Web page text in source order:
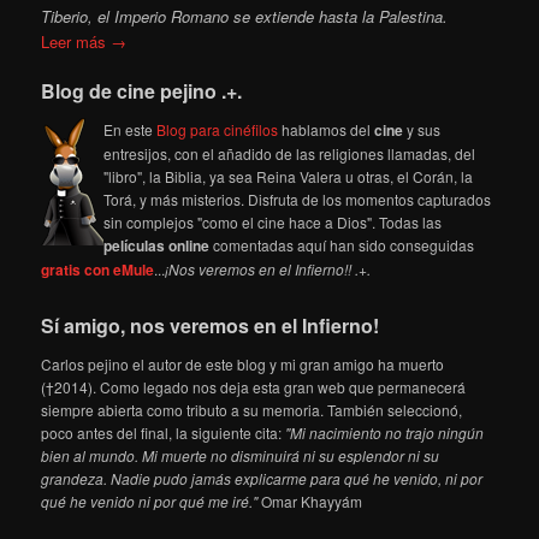
Tiberio, el Imperio Romano se extiende hasta la Palestina.
Leer más →
Blog de cine pejino .+.
En este Blog para cinéfiloshablamos delciney sus
entresijos, con el añadido de las religiones llamadas, del
"libro", la Biblia, ya sea Reina Valera u otras, el Corán, la
Torá, y más misterios. Disfruta de los momentos capturados
sin complejos "como el cine hace a Dios". Todas las
películas onlinecomentadas aquí han sido conseguidas
gratis con eMule...¡Nos veremos en el Infierno!! .+.
Sí amigo, nos veremos en el Infierno!
Carlos pejino el autor de este blog y mi gran amigo ha muerto
(†2014). Como legado nos deja esta gran web que permanecerá
siempre abierta como tributo a su memoria. También seleccionó,
poco antes del final, la siguiente cita: "Mi nacimiento no trajo ningún
bien al mundo. Mi muerte no disminuirá ni su esplendor ni su
grandeza. Nadie pudo jamás explicarme para qué he venido, ni por
qué he venido ni por qué me iré."Omar Khayyám